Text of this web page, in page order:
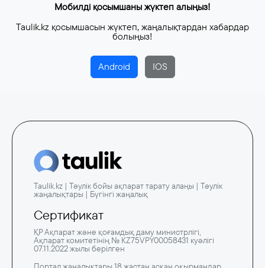
Мобилді қосымшаны жүктеп алыңыз!
Taulik.kz қосымшасын жүктеп, жаңалықтардан хабардар
болыңыз!
Android IOS
Taulik.kz | Тәулік бойы ақпарат тарату алаңы | Тәулік
жаңалықтары | Бүгінгі жаңалық
Сертификат
ҚР Ақпарат және қоғамдық даму министрлігі,
Ақпарат комитетінің № KZ75VPY00058431 куәлігі
07.11.2022 жылы берілген